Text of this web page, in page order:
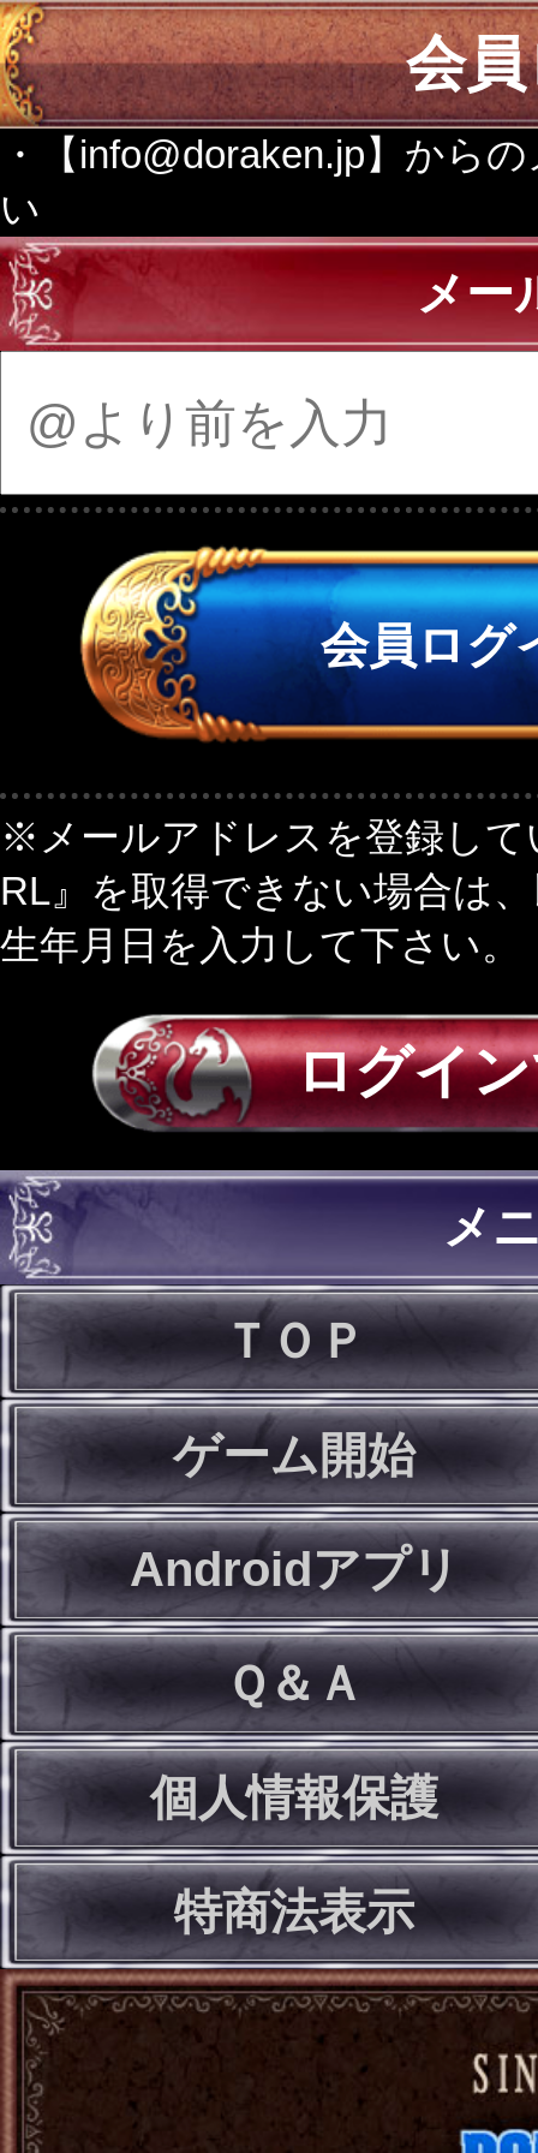
会
・【info@doraken.jp】から
い
メー
※メールアドレスを登録し
RL』を取得できない場合は
生年月日を入力して下さい。
ログイ
メ
ＴＯＰ
ゲーム開始
Androidアプリ
Ｑ＆Ａ
個人情報保護
特商法表示